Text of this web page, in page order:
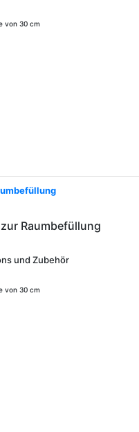
von 30 cm
Raumbefüllung
und Zubehör
von 30 cm